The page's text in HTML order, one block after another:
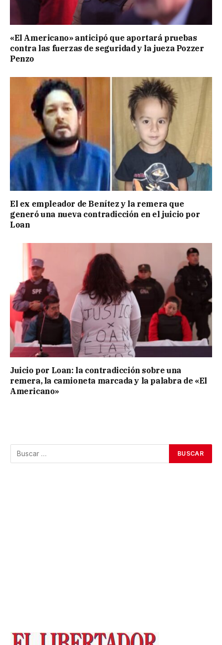
«El Americano» anticipó que aportará pruebas
contra las fuerzas de seguridad y la jueza Pozzer
Penzo
El ex empleador de Benítez y la remera que
generó una nueva contradicción en el juicio por
Loan
Juicio por Loan: la contradicción sobre una
remera, la camioneta marcada y la palabra de «El
Americano»